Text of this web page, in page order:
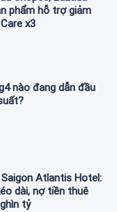
phẩm hỗ trợ giảm
x3
nào đang dẫn đầu
Saigon Atlantis Hotel:
dài, nợ tiền thuê
tỷ